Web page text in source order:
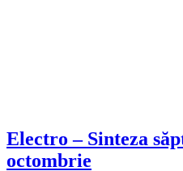
Electro – Sinteza
octombrie